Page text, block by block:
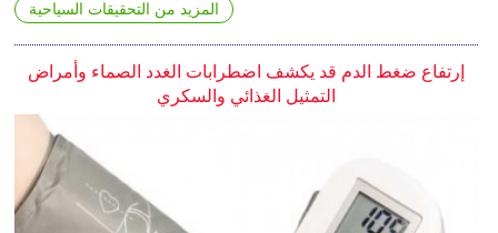
المزيد من التحقيقات السياحية
إرتفاع ضغط الدم قد يكشف اضطرابات الغدد الصماء وأمراض
التمثيل الغذائي والسكري